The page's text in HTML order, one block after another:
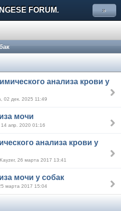
FORUM. »
анализа крови у
02 дек. 2025 11:49
мочи
14 апр. 2020 01:16
анализа крови у
26 марта 2017 13:41
мочи у собак
марта 2017 15:04